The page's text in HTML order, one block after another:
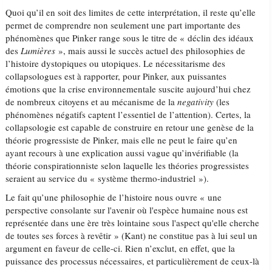
Quoi qu’il en soit des limites de cette interprétation, il reste qu’elle
permet de comprendre non seulement une part importante des
phénomènes que Pinker range sous le titre de « déclin des idéaux
desLumières », mais aussi le succès actuel des philosophies de
l’histoire dystopiques ou utopiques. Le nécessitarisme des
collapsologues est à rapporter, pour Pinker, aux puissantes
émotions que la crise environnementale suscite aujourd’hui chez
de nombreux citoyens et au mécanisme de lanegativity (les
phénomènes négatifs captent l’essentiel de l’attention). Certes, la
collapsologie est capable de construire en retour une genèse de la
théorie progressiste de Pinker, mais elle ne peut le faire qu’en
ayant recours à une explication aussi vague qu’invérifiable (la
théorie conspirationniste selon laquelle les théories progressistes
seraient au service du « système thermo-industriel »).
Le fait qu’une philosophie de l’histoire nous ouvre « une
perspective consolante sur l'avenir où l'espèce humaine nous est
représentée dans une ère très lointaine sous l'aspect qu'elle cherche
de toutes ses forces à revêtir » (Kant) ne constitue pas à lui seul un
argument en faveur de celle-ci. Rien n’exclut, en effet, que la
puissance des processus nécessaires, et particulièrement de ceux-là